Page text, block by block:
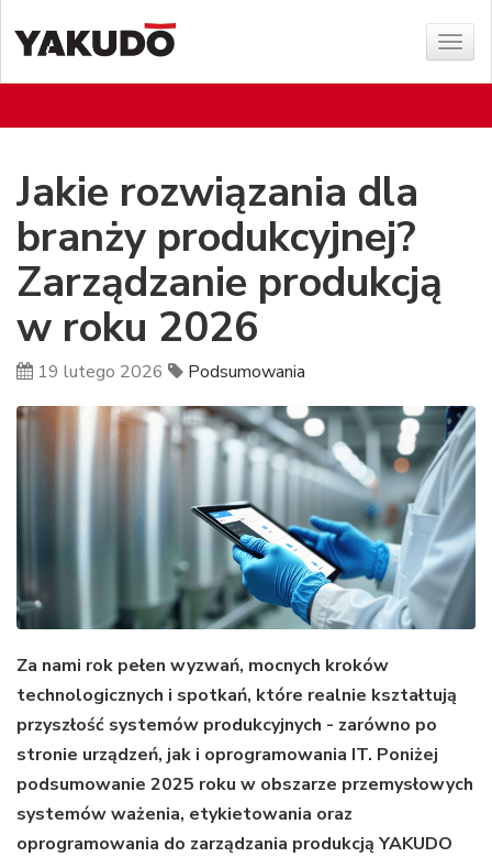
menu
Jakie rozwiązania dla
branży produkcyjnej?
Zarządzanie produkcją
w roku 2026
19 lutego 2026 Podsumowania
Za nami rok pełen wyzwań, mocnych kroków
technologicznych i spotkań, które realnie kształtują
przyszłość systemów produkcyjnych - zarówno po
stronie urządzeń, jak i oprogramowania IT. Poniżej
podsumowanie 2025 roku w obszarze przemysłowych
systemów ważenia, etykietowania oraz
oprogramowania do zarządzania produkcją YAKUDO